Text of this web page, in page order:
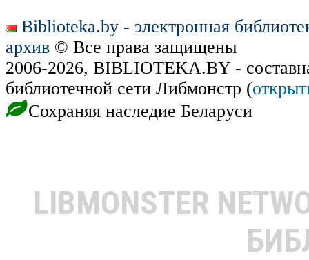
Biblioteka.by - электронная
архив © Все права защищены
2006-2026, BIBLIOTEKA.BY -
библиотечной сети Либмонстр (
Сохраняя наследие Беларуси
LIBMONSTER